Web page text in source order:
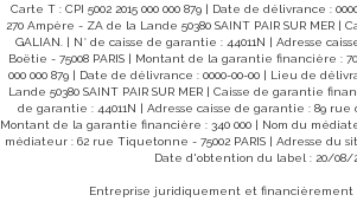
Carte T : CPI 5002 2015 000 000 879 | Date de délivrance :
270 Ampère - ZA de la Lande 50380 SAINT PAIR SUR MER
GALIAN. | N° de caisse de garantie : 44011N | Adresse
Boëtie - 75008 PARIS | Montant de la garantie financière :
000 000 879 | Date de délivrance : 0000-00-00 | Lieu de
Lande 50380 SAINT PAIR SUR MER | Caisse de garantie
de garantie : 44011N | Adresse caisse de garantie : 89 rue
Montant de la garantie financière : 340 000 | Nom du
médiateur : 62 rue Tiquetonne - 75002 PARIS | Adresse du
Date d'obtention du label : 20/08/
Entreprise juridiquement et